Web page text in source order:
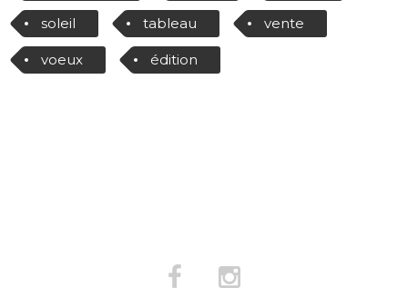
soleil tableau vente
voeux édition